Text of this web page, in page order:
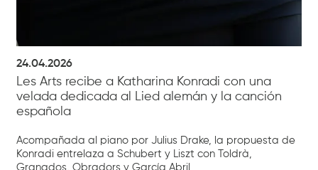
24.04.2026
Les Arts recibe a Katharina Konradi con una
velada dedicada al Lied alemán y la canción
española
Acompañada al piano por Julius Drake, la propuesta de
Konradi entrelaza a Schubert y Liszt con Toldrà,
Granados, Obradors y García Abril